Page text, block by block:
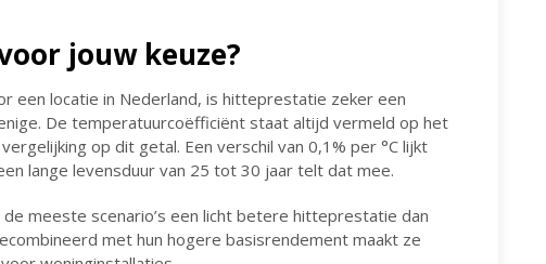
jouw keuze?
een locatie in Nederland, is hitteprestatie zeker een
De temperatuurcoëfficiënt staat altijd vermeld op het
op dit getal. Een verschil van 0,1% per °C lijkt
lange levensduur van 25 tot 30 jaar telt dat mee.
meeste scenario’s een licht betere hitteprestatie dan
met hun hogere basisrendement maakt ze